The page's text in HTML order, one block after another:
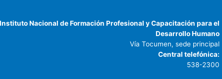
Instituto Nacional de Formación Profesional y Capacitación para el
Desarrollo Humano
Vía Tocumen, sede principal
Central telefónica:
538-2300